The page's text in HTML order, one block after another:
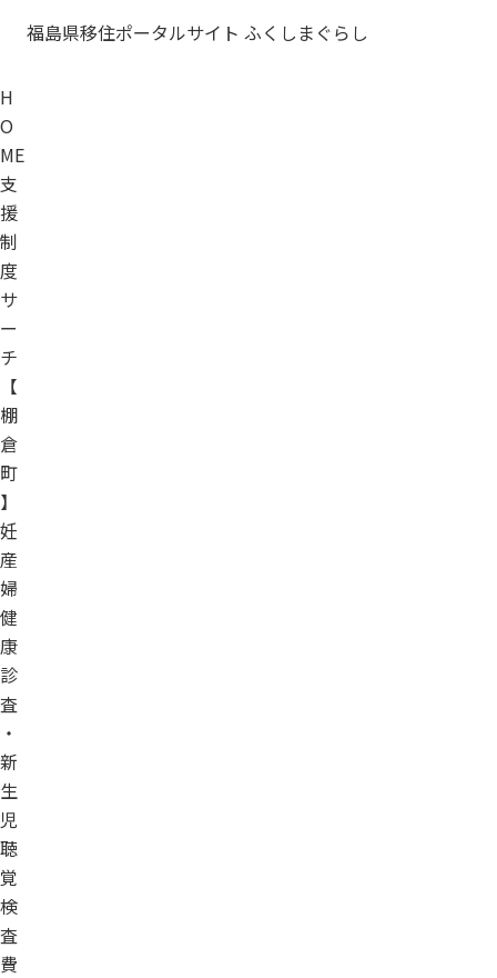
福島県移住ポータルサイト ふくしまぐらし
H
O
ME
支
援
制
度
サ
ー
チ
【
棚
倉
町
】
妊
産
婦
健
康
診
査
・
新
生
児
聴
覚
検
査
費